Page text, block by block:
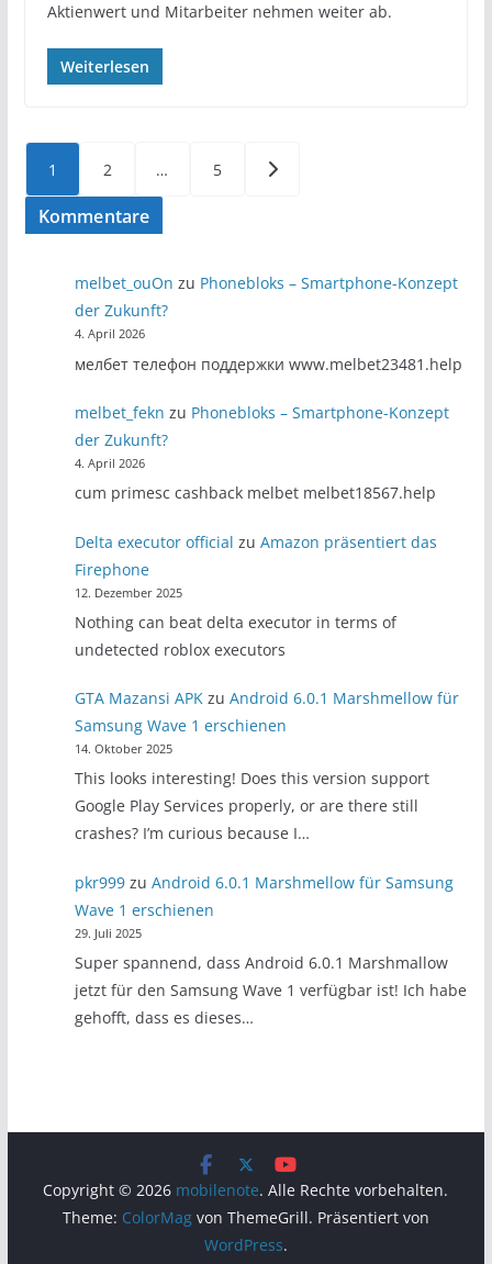
Aktienwert und Mitarbeiter nehmen weiter ab.
Weiterlesen
Seitennummerierung
der
1 2 … 5
Kommentare
melbet_ouOn zu Phonebloks – Smartphone-Konzept
der Zukunft?
4. April 2026
мелбет телефон поддержки www.melbet23481.help
melbet_fekn zu Phonebloks – Smartphone-Konzept
der Zukunft?
4. April 2026
cum primesc cashback melbet melbet18567.help
Delta executor official zuAmazon präsentiert das
Firephone
12. Dezember 2025
Nothing can beat delta executor in terms of
undetected roblox executors
GTA Mazansi APK zuAndroid 6.0.1 Marshmellow für
Samsung Wave 1 erschienen
14. Oktober 2025
This looks interesting! Does this version support
Google Play Services properly, or are there still
crashes? I’m curious because I…
pkr999 zuAndroid 6.0.1 Marshmellow für Samsung
Wave 1 erschienen
29. Juli 2025
Super spannend, dass Android 6.0.1 Marshmallow
jetzt für den Samsung Wave 1 verfügbar ist! Ich habe
gehofft, dass es dieses…
Copyright © 2026 mobilenote. Alle Rechte vorbehalten.
Theme: ColorMagvon ThemeGrill. Präsentiert von
WordPress.